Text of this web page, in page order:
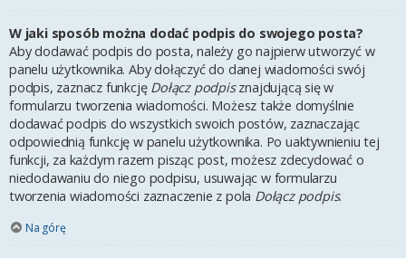
W jaki sposób można dodać podpis do swojego posta?
Aby dodawać podpis do posta, należy go najpierw utworzyć w
panelu użytkownika. Aby dołączyć do danej wiadomości swój
podpis, zaznacz funkcję Dołącz podpisznajdującą się w
formularzu tworzenia wiadomości. Możesz także domyślnie
dodawać podpis do wszystkich swoich postów, zaznaczając
odpowiednią funkcję w panelu użytkownika. Po uaktywnieniu tej
funkcji, za każdym razem pisząc post, możesz zdecydować o
niedodawaniu do niego podpisu, usuwając w formularzu
tworzenia wiadomości zaznaczenie z pola Dołącz podpis.
Na górę